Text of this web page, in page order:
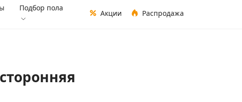
Подбор пола
Акции Распродажа